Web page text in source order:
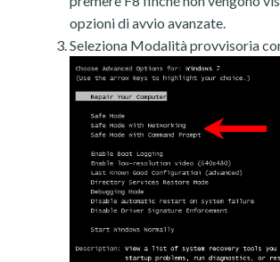
opzioni di avvio avanzate.
Seleziona Modalità provvisoria